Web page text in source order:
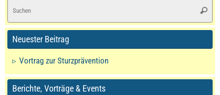
Neuester Beitrag
Vortrag zur Sturzprävention
Berichte, Vorträge & Events